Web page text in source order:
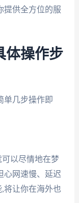
提供全方位的服
体操作步
单几步操作即
以尽情地在梦
心网速慢、延迟
将让你在海外也